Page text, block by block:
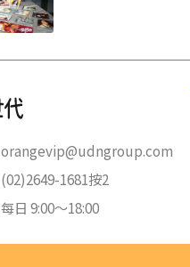
orangevip@udngroup.com
(02)2649-1681按2
每日 9:00～18:00